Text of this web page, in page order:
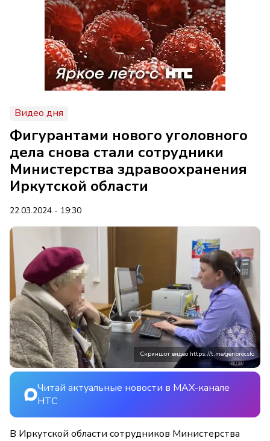
Видео дня
Фигурантами нового уголовного
дела снова стали сотрудники
Министерства здравоохранения
Иркутской области
22.03.2024 - 19:30
Скриншот видео https://t.me/genprocsfo
Читай актуальные новости в MAX-канале
НТС
В Иркутской области сотрудников Министерства